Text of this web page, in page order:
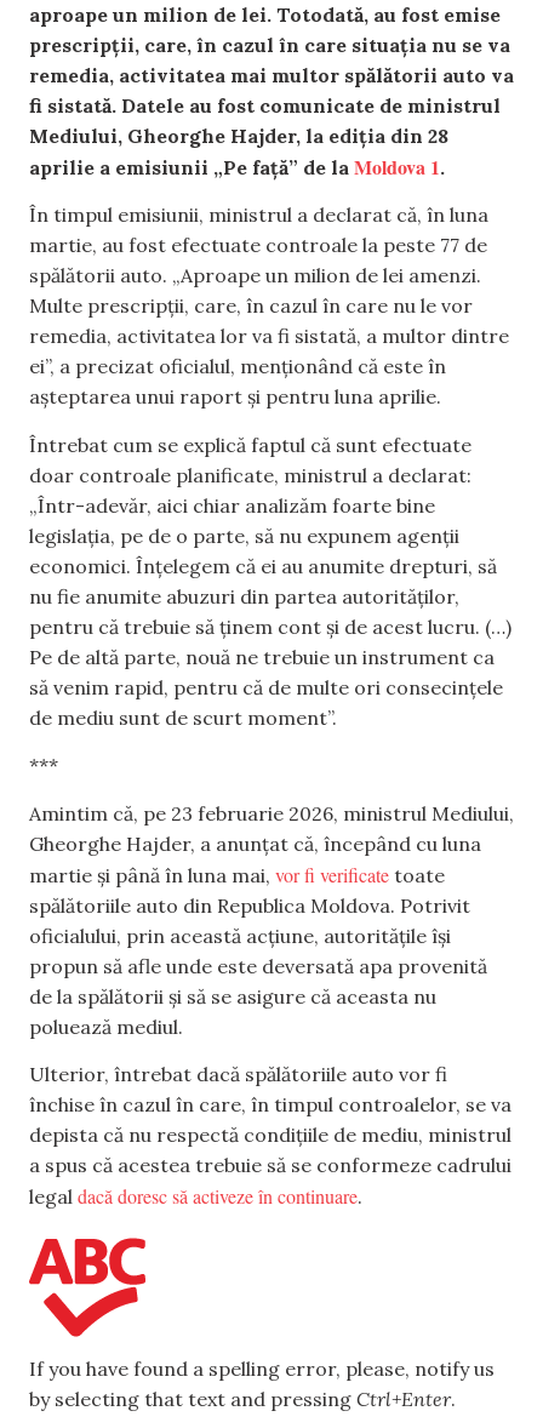
aproape un milion de lei. Totodată, au fost emise
prescripții, care, în cazul în care situația nu se va
remedia, activitatea mai multor spălătorii auto va
fi sistată. Datele au fost comunicate de ministrul
Mediului, Gheorghe Hajder, la ediția din 28
aprilie a emisiunii „Pe față” de la Moldova 1.
În timpul emisiunii, ministrul a declarat că, în luna
martie, au fost efectuate controale la peste 77 de
spălătorii auto. „Aproape un milion de lei amenzi.
Multe prescripții, care, în cazul în care nu le vor
remedia, activitatea lor va fi sistată, a multor dintre
ei”, a precizat oficialul, menționând că este în
așteptarea unui raport și pentru luna aprilie.
Întrebat cum se explică faptul că sunt efectuate
doar controale planificate, ministrul a declarat:
„Într-adevăr, aici chiar analizăm foarte bine
legislația, pe de o parte, să nu expunem agenții
economici. Înțelegem că ei au anumite drepturi, să
nu fie anumite abuzuri din partea autorităților,
pentru că trebuie să ținem cont și de acest lucru. (…)
Pe de altă parte, nouă ne trebuie un instrument ca
să venim rapid, pentru că de multe ori consecințele
de mediu sunt de scurt moment”.
***
Amintim că, pe 23 februarie 2026, ministrul Mediului,
Gheorghe Hajder, a anunțat că, începând cu luna
martie și până în luna mai, vor fi verificate toate
spălătoriile auto din Republica Moldova. Potrivit
oficialului, prin această acțiune, autoritățile își
propun să afle unde este deversată apa provenită
de la spălătorii și să se asigure că aceasta nu
poluează mediul.
Ulterior, întrebat dacă spălătoriile auto vor fi
închise în cazul în care, în timpul controalelor, se va
depista că nu respectă condițiile de mediu, ministrul
a spus că acestea trebuie să se conformeze cadrului
legal dacă doresc să activeze în continuare.
If you have found a spelling error, please, notify us
by selecting that text and pressing Ctrl+Enter.